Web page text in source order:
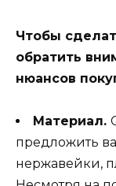
Чтобы
обратить
нюансов
Материал.
предложить
нержавейки,